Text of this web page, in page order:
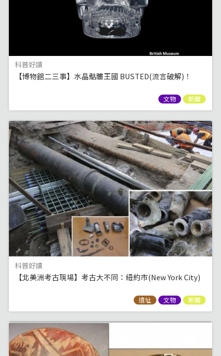
科普好讀
【博物館二三事】水晶骷髏王國 BUSTED(流言破解)！
文物 新聞
科普好讀
【北美洲考古現場】考古大不同：紐約市(New York City)
遺址 文物 新聞